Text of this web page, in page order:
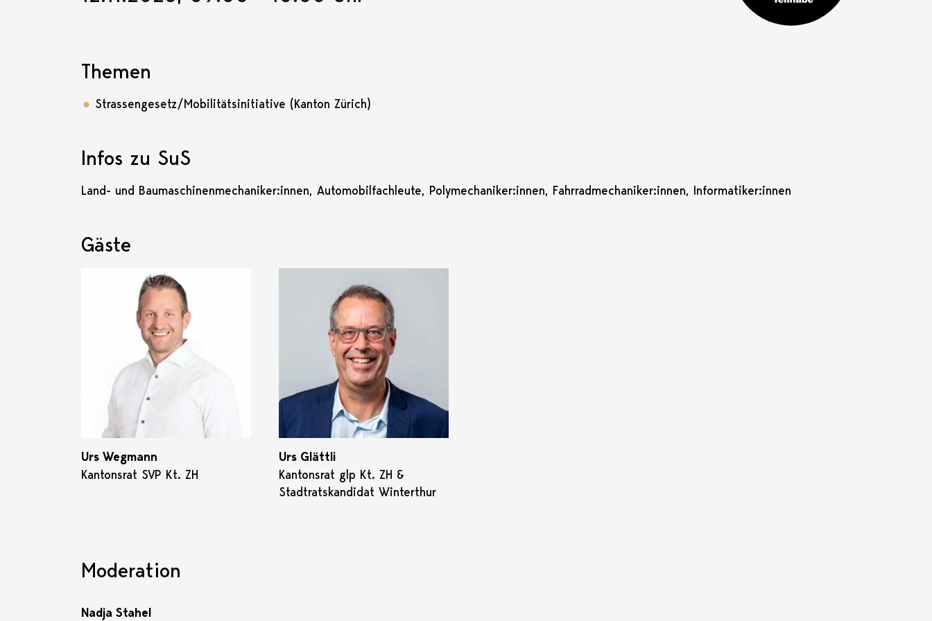
Themen
Strassengesetz/Mobilitätsinitiative (Kanton Zürich)
Infos zu SuS
Land- und Baumaschinenmechaniker:innen, Automobilfachleute, Polymechaniker:innen, Fahrradmechaniker:innen, Informatiker:innen
Gäste
Urs Wegmann
Kantonsrat SVP Kt. ZH
Urs Glättli
Kantonsrat glp Kt. ZH &
Stadtratskandidat Winterthur
Moderation
Nadja Stahel